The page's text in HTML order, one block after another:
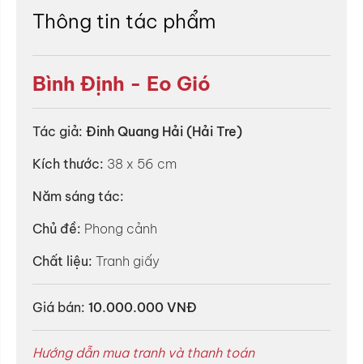
Thông tin tác phẩm
Bình Định - Eo Gió
Tác giả: Đinh Quang Hải (Hải Tre)
Kích thước: 38 x 56 cm
Năm sáng tác:
Chủ đề: Phong cảnh
Chất liệu: Tranh giấy
Giá bán: 10.000.000 VNĐ
Hướng dẫn mua tranh và thanh toán